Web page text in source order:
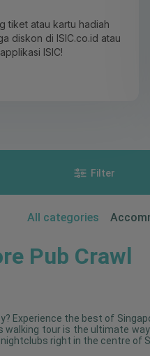
tiket atau kartu hadiah
diskon di ISIC.co.id atau
ISIC!